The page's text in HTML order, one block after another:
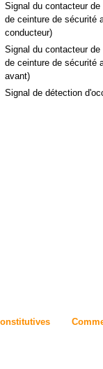
Signal du contacteur
de ceinture de sécurité
conducteur)
Signal du contacteur
de ceinture de sécurité
avant)
Signal de détection